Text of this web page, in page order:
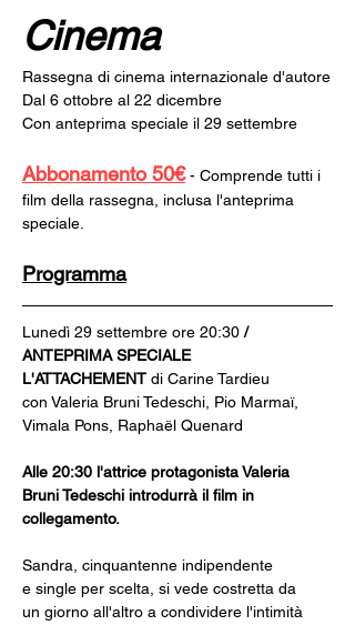
Cinema
Rassegna di cinema internazionale d'autore
Dal 6 ottobre al 22 dicembre
Con anteprima speciale il 29 settembre
Abbonamento 50€ - Comprende tutti i
film della rassegna, inclusa l'anteprima
speciale.
Programma
Lunedì 29 settembre ore 20:30 /
ANTEPRIMA SPECIALE
L'ATTACHEMENT di Carine Tardieu
con Valeria Bruni Tedeschi, Pio Marmaï,
Vimala Pons, Raphaël Quenard
Alle 20:30 l'attrice protagonista Valeria
Bruni Tedeschi introdurrà il film in
collegamento.
Sandra, cinquantenne indipendente
e single per scelta, si vede costretta da
un giorno all'altro a condividere l'intimità